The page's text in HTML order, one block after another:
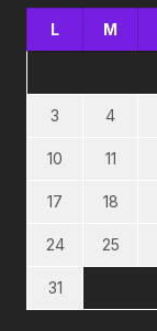
L M
3 4
10 11
17 18
24 25
31